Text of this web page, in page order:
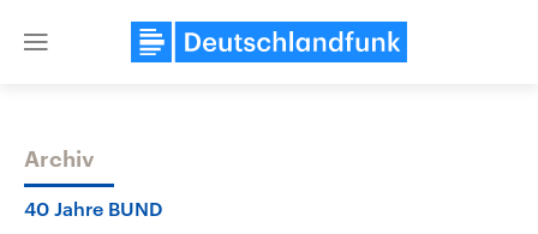
Close
Themen
Archiv
40 Jahre BUND